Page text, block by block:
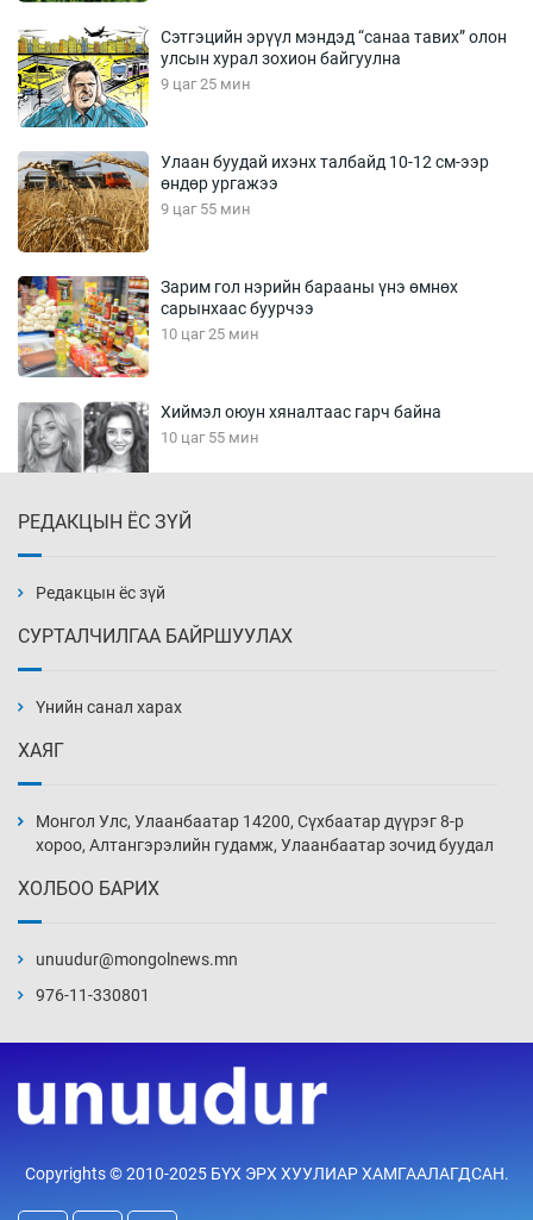
Сэтгэцийн эрүүл мэндэд “санаа тавих” олон
улсын хурал зохион байгуулна
9 цаг 25 мин
Улаан буудай ихэнх талбайд 10-12 см-ээр
өндөр ургажээ
9 цаг 55 мин
Зарим гол нэрийн барааны үнэ өмнөх
сарынхаас буурчээ
10 цаг 25 мин
Хиймэл оюун хяналтаас гарч байна
10 цаг 55 мин
11 цаг 25 мин
нэмэгджээ
11 цаг 55 мин
12 цаг 25 мин
12 цаг 55 мин
үйлчилж буй гэв
13 цаг 25 мин
РЕДАКЦЫН ЁС ЗҮЙ
Редакцын ёс зүй
СУРТАЛЧИЛГАА БАЙРШУУЛАХ
Үнийн санал харах
ХАЯГ
Монгол Улс, Улаанбаатар 14200, Сүхбаатар дүүрэг 8-р
хороо, Алтангэрэлийн гудамж, Улаанбаатар зочид буудал
ХОЛБОО БАРИХ
unuudur@mongolnews.mn
976-11-330801
Copyrights © 2010-2025 БҮХ ЭРХ ХУУЛИАР ХАМГААЛАГДСАН.